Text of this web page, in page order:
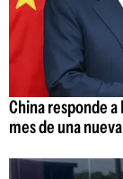
China responde a
mes de una